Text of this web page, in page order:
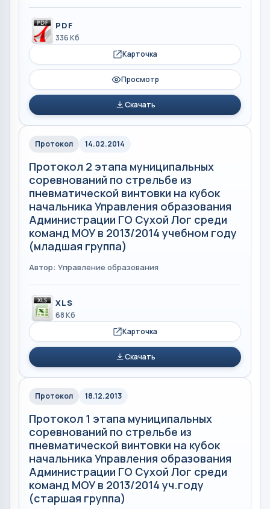
PDF
336 Кб
Карточка
Просмотр
Скачать
Протокол 14.02.2014
Протокол 2 этапа муниципальных
соревнований по стрельбе из
пневматической винтовки на кубок
начальника Управления образования
Администрации ГО Сухой Лог среди
команд МОУ в 2013/2014 учебном году
(младшая группа)
Автор: Управление образования
XLS
68 Кб
Карточка
Скачать
Протокол 18.12.2013
Протокол 1 этапа муниципальных
соревнований по стрельбе из
пневматической винтовки на кубок
начальника Управления образования
Администрации ГО Сухой Лог среди
команд МОУ в 2013/2014 уч.году
(старшая группа)